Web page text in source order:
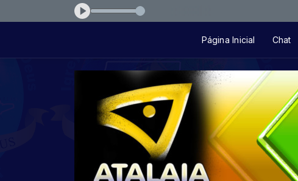
09-missoes
Página Inicial Chat